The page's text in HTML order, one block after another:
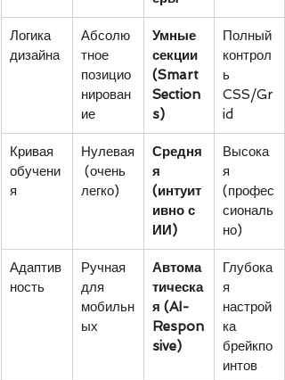
Логика
дизайна
Абсолю
тное
позицио
нирован
ие
Умные
секции
(Smart
Section
s)
Полный
контрол
ь
CSS/Gr
id
Кривая
обучени
я
Нулевая
(очень
легко)
Средня
я
(интуит
ивно с
ИИ)
Высока
я
(профес
сиональ
но)
Адаптив
ность
Ручная
для
мобильн
ых
Автома
тическа
я (AI-
Respon
sive)
Глубока
я
настрой
ка
брейкпо
интов